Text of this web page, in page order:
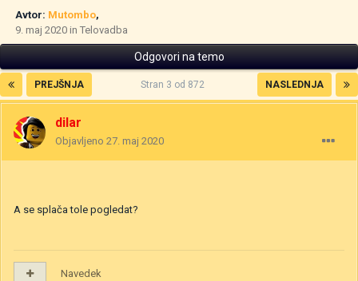
Avtor: Mutombo,
9. maj 2020 in Telovadba
Odgovori na temo
PREJŠNJA NASLEDNJA
Stran 3 od 872
dilar
Objavljeno 27. maj 2020
A se splača tole pogledat?
Navedek